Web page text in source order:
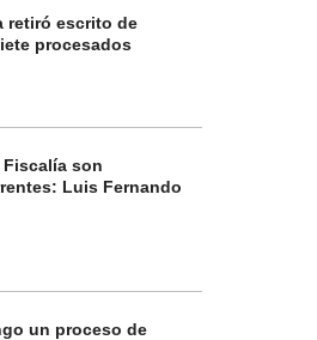
retiró escrito de
procesados
son
Luis Fernando
un proceso de